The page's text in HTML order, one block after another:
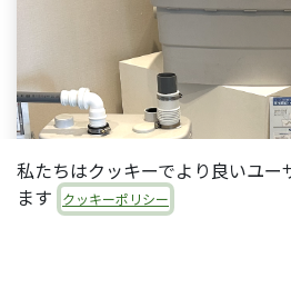
私たちはクッキーでより良いユー
ます
クッキーポリシー